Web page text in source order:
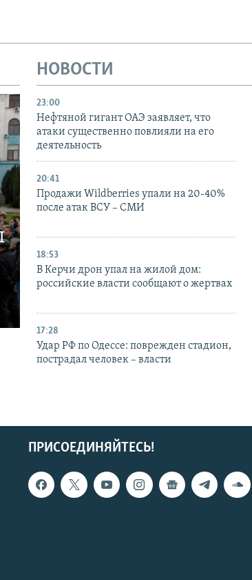
НОВОСТИ
23:00
Нефтяной гигант ОАЭ заявляет, что
атаки существенно повлияли на его
деятельность
20:41
Продажи Wildberries упали на 20-40%
после атак ВСУ – СМИ
18:53
В Керчи дрон упал на жилой дом:
российские власти сообщают о жертвах
17:28
Удар РФ по Одессе: поврежден стадион,
пострадал человек – власти
ПРИСОЕДИНЯЙТЕСЬ!